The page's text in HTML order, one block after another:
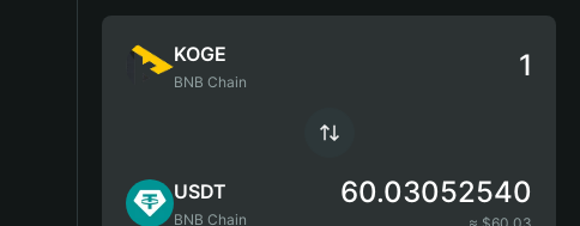
KOGE
BNB Chain
USDT
BNB Chain
60.03052540